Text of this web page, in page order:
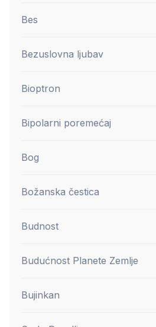
Bes
Bezuslovna ljubav
Bioptron
Bipolarni poremećaj
Bog
Božanska čestica
Budnost
Budućnost Planete Zemlje
Bujinkan